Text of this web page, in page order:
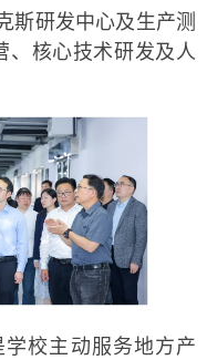
斯研发中心及生产测
、核心技术研发及人
校主动服务地方产